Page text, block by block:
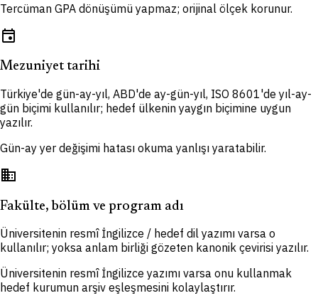
Tercüman GPA dönüşümü yapmaz; orijinal ölçek korunur.
event
Mezuniyet tarihi
Türkiye'de gün-ay-yıl, ABD'de ay-gün-yıl, ISO 8601'de yıl-ay-
gün biçimi kullanılır; hedef ülkenin yaygın biçimine uygun
yazılır.
Gün-ay yer değişimi hatası okuma yanlışı yaratabilir.
domain
Fakülte, bölüm ve program adı
Üniversitenin resmî İngilizce / hedef dil yazımı varsa o
kullanılır; yoksa anlam birliği gözeten kanonik çevirisi yazılır.
Üniversitenin resmî İngilizce yazımı varsa onu kullanmak
hedef kurumun arşiv eşleşmesini kolaylaştırır.